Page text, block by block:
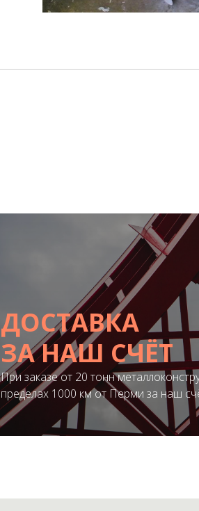
ДОСТАВКА
ЗА НАШ СЧЁТ
При заказе от 20 тонн
пределах 1000 км от Перми за наш
ПОЛУЧИТЬ ПРЕДЛОЖЕНИЕ